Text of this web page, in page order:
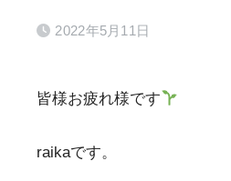
2022年5月11日
皆様お疲れ様です
raikaです。